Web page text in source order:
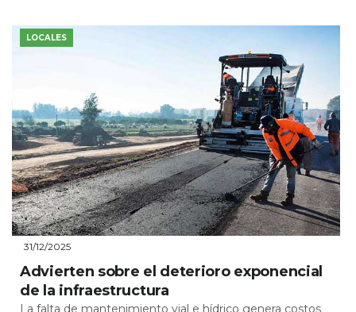
LOCALES
31/12/2025
Advierten sobre el deterioro exponencial
de la infraestructura
La falta de mantenimiento vial e hídrico genera costos